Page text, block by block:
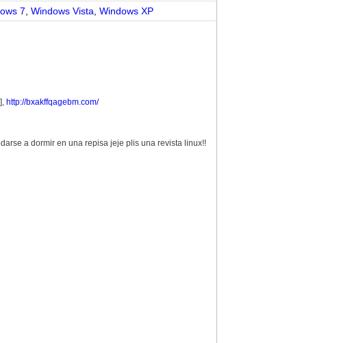
7 Windows Vista Windows XP
http://bxakffqagebm.com/
a dormir en una repisa jeje plis una revista linux!!